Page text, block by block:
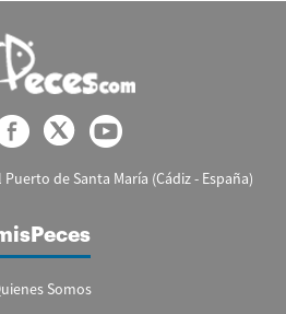
de Santa María (Cádiz - España)
Somos